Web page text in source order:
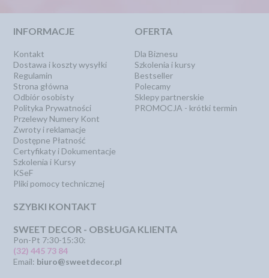
INFORMACJE
Kontakt
Dostawa i koszty wysyłki
Regulamin
Strona główna
Odbiór osobisty
Polityka Prywatności
Przelewy Numery Kont
Zwroty i reklamacje
Dostępne Płatność
Certyfikaty i Dokumentacje
Szkolenia i Kursy
KSeF
Pliki pomocy technicznej
OFERTA
Dla Biznesu
Szkolenia i kursy
Bestseller
Polecamy
Sklepy partnerskie
PROMOCJA - krótki termin
SZYBKI KONTAKT
SWEET DECOR - OBSŁUGA KLIENTA
Pon-Pt 7:30-15:30:
(32) 445 73 84
Email: biuro@sweetdecor.pl